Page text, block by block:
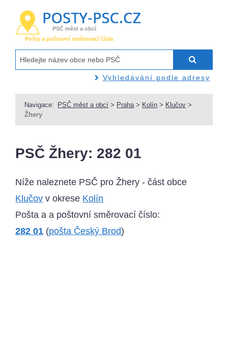
PSČ měst a obcí
Pošty a poštovní směrovací čísla
Vyhledávání podle adresy
Navigace: PSČ měst a obcí > Praha > Kolín > Klučov >
Žhery
PSČ Žhery: 282 01
Níže naleznete PSČ pro Žhery - část obce
Klučov v okrese Kolín
Pošta a a poštovní směrovací číslo:
282 01 (pošta Český Brod)